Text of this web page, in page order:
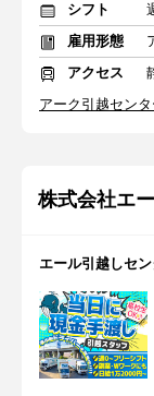
シフト
雇用形態
アクセス
アーク引越セン
株式会社エ
エール引越しセ